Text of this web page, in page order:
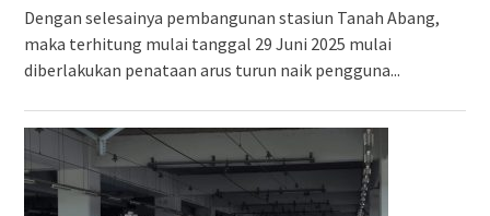
Dengan selesainya pembangunan stasiun Tanah Abang,
maka terhitung mulai tanggal 29 Juni 2025 mulai
diberlakukan penataan arus turun naik pengguna...